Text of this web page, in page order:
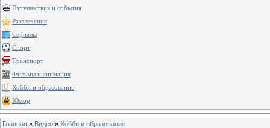
Путешествия и события
Развлечения
Сериалы
Спорт
Транспорт
Фильмы и анимация
Хобби и образование
Юмор
Главная » Видео » Хобби и образование